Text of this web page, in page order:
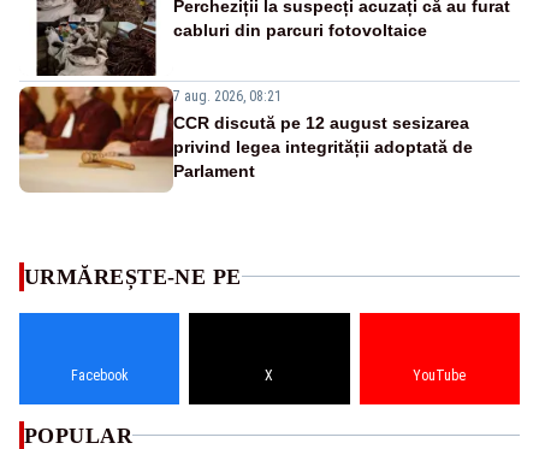
Percheziții la suspecți acuzați că au furat
cabluri din parcuri fotovoltaice
7 aug. 2026, 08:21
CCR discută pe 12 august sesizarea
privind legea integrității adoptată de
Parlament
URMĂREȘTE-NE PE
Facebook X YouTube
POPULAR